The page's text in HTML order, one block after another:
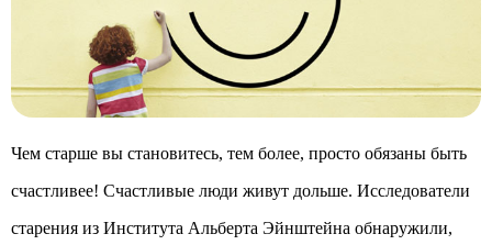
Чем старше вы становитесь, тем более, просто обязаны быть
счастливее! Счастливые люди живут дольше. Исследователи
старения из Института Альберта Эйнштейна обнаружили,